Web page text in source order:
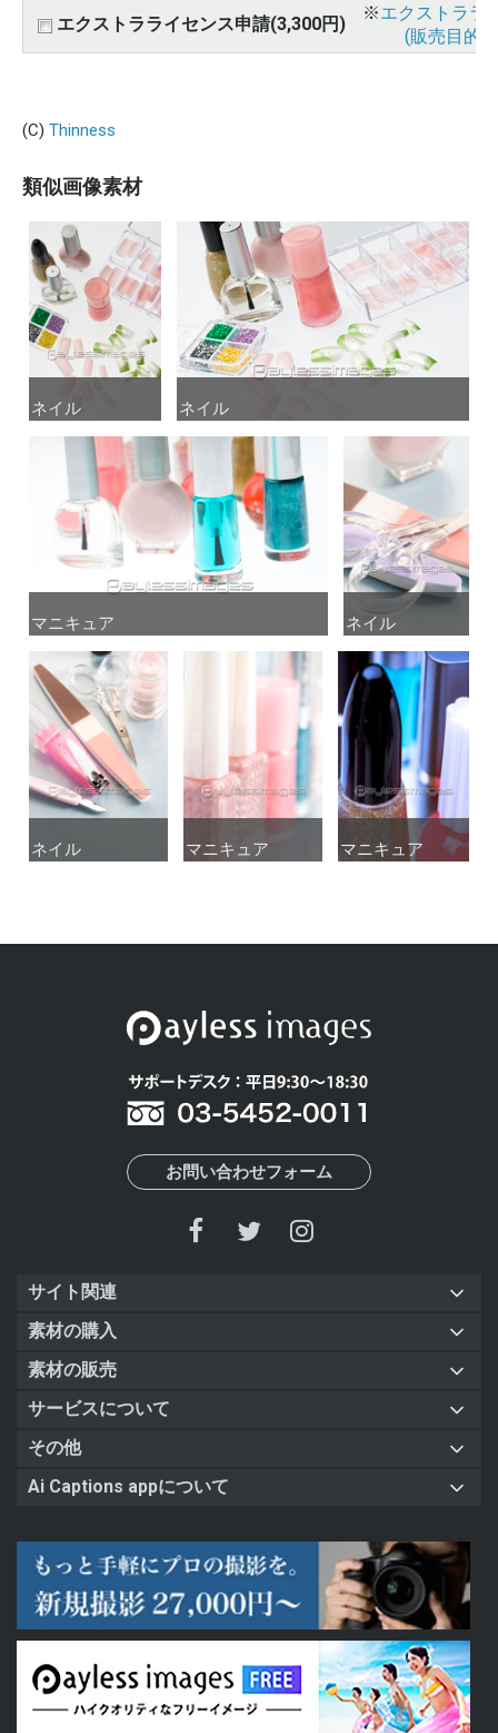
エクストラライセンス申請(3,300円)
※エクストララ
(販売目的
(C) Thinness
類似画像素材
ネイル
ネイル ネイル
ネイル
マニキュア
マニキュア ネイル
ネイル
ネイル
ネイル マニキュア
マニキュア マニキュア
マニキュア
お問い合わせフォーム
サイト関連
素材の購入
素材の販売
サービスについて
その他
Ai Captions appについて